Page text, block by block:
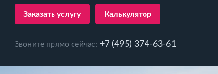
Заказать услугу Калькулятор
Звоните прямо сейчас: +7 (495) 374-63-61